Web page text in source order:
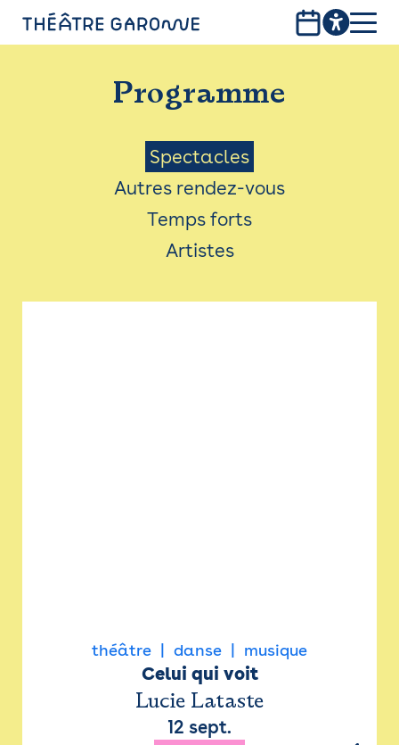
PROGRAMME
INFOS PRATIQUES
AVEC LES PUBLICS
ACCESSIBILITÉ
LES PRODUCTIONS
Programme
Menu
Saison
Spectacles
Autres rendez-vous
Temps forts
Artistes
théâtre danse musique
Celui qui voit
Lucie Lataste
12 sept.